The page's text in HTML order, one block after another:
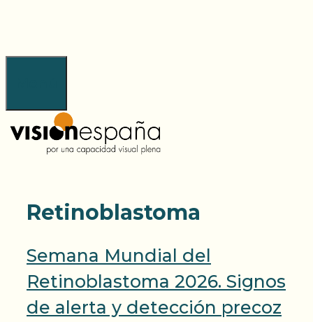
Retinoblastoma
Semana Mundial del
Retinoblastoma 2026. Signos
de alerta y detección precoz